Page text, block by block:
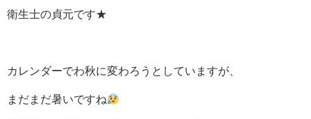
衛生士の貞元です★
カレンダーでわ秋に変わろうとしていますが、
まだまだ暑いですね